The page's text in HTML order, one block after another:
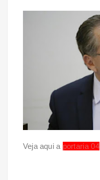
Veja aqui a portaria 04